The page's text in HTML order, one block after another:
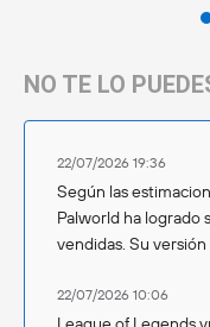
NO TE LO
22/07/2026 19:36
Según las
Palworld ha logrado
vendidas. Su
22/07/2026 10:06